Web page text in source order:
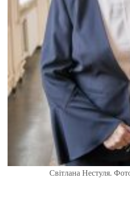
Світлана Нестуля.